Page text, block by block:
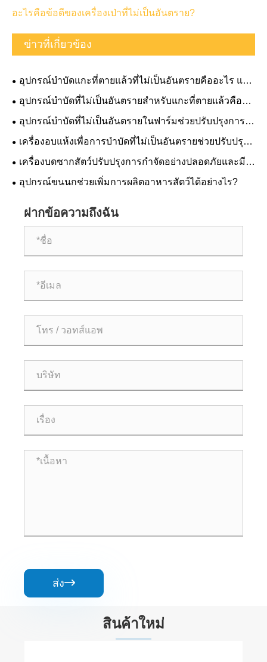
อะไรคือข้อดีของเครื่องเป่าที่ไม่เป็นอันตราย?
ข่าวที่เกี่ยวข้อง
อุปกรณ์บำบัดแกะที่ตายแล้วที่ไม่เป็นอันตรายคืออะไร และ
เหตุใดจึงมีความสำคัญ
อุปกรณ์บำบัดที่ไม่เป็นอันตรายสำหรับแกะที่ตายแล้วคือ
อะไร และเหตุใดจึงจำเป็น
อุปกรณ์บำบัดที่ไม่เป็นอันตรายในฟาร์มช่วยปรับปรุงการ
จัดการของเสียและการคุ้มครองสิ่งแวดล้อมได้อย่างไร
เครื่องอบแห้งเพื่อการบำบัดที่ไม่เป็นอันตรายช่วยปรับปรุง
ประสิทธิภาพการบำบัดของเสียได้อย่างไร
เครื่องบดซากสัตว์ปรับปรุงการกำจัดอย่างปลอดภัยและมี
ประสิทธิภาพได้อย่างไร
อุปกรณ์ขนนกช่วยเพิ่มการผลิตอาหารสัตว์ได้อย่างไร?
ฝากข้อความถึงฉัน
ส่ง
สินค้าใหม่